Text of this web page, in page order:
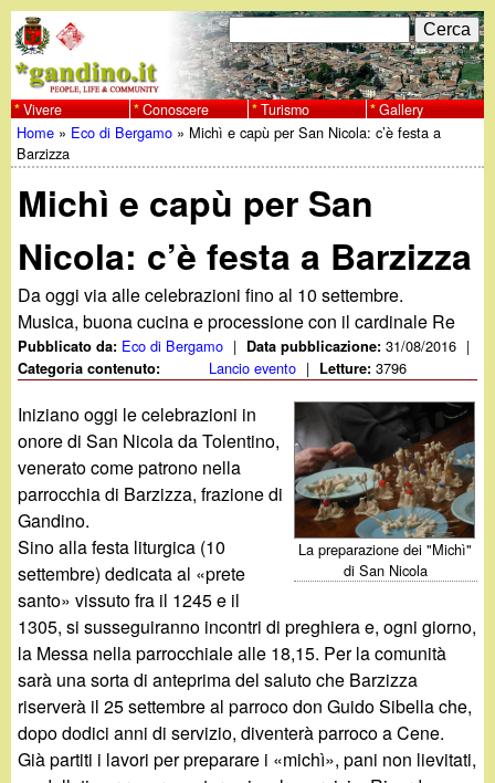
al
contenuto
principale
w
w
w
.
g
a
n
d
i
n
o
.
i
F
o
r
d
i
r
i
e
r
a
C
e
r
c
a
Vivere Conoscere Turismo Gallery
Tu
sei
qui
Home » Eco di Bergamo » Michì e capù per San Nicola: c’è festa a
Barzizza
Michì e capù per San
Nicola: c’è festa a Barzizza
Da oggi via alle celebrazioni fino al 10 settembre.
Musica, buona cucina e processione con il cardinale Re
Pubblicato da: Eco di Bergamo | Data pubblicazione:31/08/2016 |
Categoria contenuto: Lancio evento | Letture:3796
La preparazione dei "Michì"
di San Nicola
Iniziano oggi le celebrazioni in
onore di San Nicola da Tolentino,
venerato come patrono nella
parrocchia di Barzizza, frazione di
Gandino.
Sino alla festa liturgica (10
settembre) dedicata al «prete
santo» vissuto fra il 1245 e il
1305, si susseguiranno incontri di preghiera e, ogni giorno,
la Messa nella parrocchiale alle 18,15. Per la comunità
sarà una sorta di anteprima del saluto che Barzizza
riserverà il 25 settembre al parroco don Guido Sibella che,
dopo dodici anni di servizio, diventerà parroco a Cene.
Già partiti i lavori per preparare i «michì», pani non lievitati,